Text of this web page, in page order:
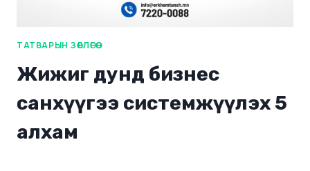
ТАТВАРЫН ЗӨВЛӨГӨӨ
Жижиг дунд бизнес
санхүүгээ системжүүлэх 5
алхам